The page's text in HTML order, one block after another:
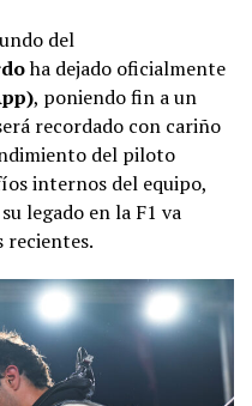
del
ha dejado oficialmente
, poniendo fin a un
recordado con cariño
del piloto
internos del equipo,
legado en la F1 va
recientes.